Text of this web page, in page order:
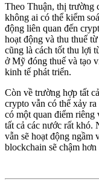
Theo Thuận, thị trường
không ai có thể kiểm
động liên quan đến
hoạt động và thu thuế
cũng là cách tốt thu lợi
ở Mỹ đóng thuế và tạo
kinh tế phát triển.
Còn về trường hợp tất
crypto vẫn có thể xảy
có một quan điểm riêng
tất cả các nước rất khó.
vẫn sẽ hoạt động ngầm
blockchain sẽ chậm